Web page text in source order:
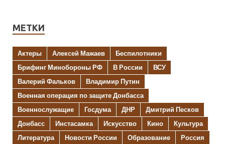
МЕТКИ
Актеры Алексей Мажаев
Беспилотники
Брифинг Минобороны РФ
В России
ВСУ
Валерий Фальков
Владимир Путин
Военная операция по защите Донбасса
Военнослужащие
Госдума ДНР
Дмитрий Песков
Донбасс
Инстасамка Искусство Кино
Культура
Литература
Новости России Образование
Россия